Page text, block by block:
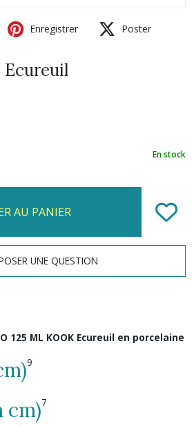
Enregistrer Poster
Ecureuil
En stock
AU PANIER
UNE QUESTION
125 ML KOOK Ecureuil en porcelaine
9
cm)7